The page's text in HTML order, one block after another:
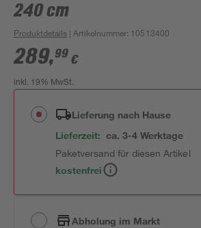
240 cm
Produktdetails | Artikelnummer: 10513400
289,99 €
inkl. 19% MwSt.
Lieferung nach Hause
Lieferzeit: ca. 3-4 Werktage
Paketversand für diesen Artikel
kostenfrei
Abholung im Markt